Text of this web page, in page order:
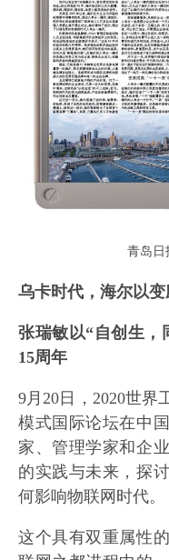
青岛日
乌卡时代，海尔以变
张瑞敏以“自创生，
15周年
9月20日，2020世界
模式国际论坛在中
家、管理学家和企
的实践与未来，探
何影响物联网时代。
这个具有双重属性